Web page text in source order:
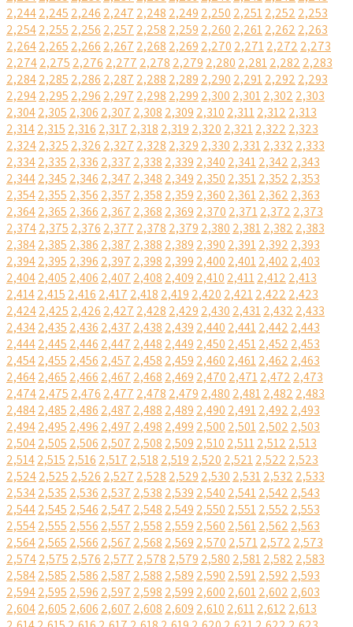
2,2442,245 2,246 2,247 2,248 2,249 2,250 2,2512,252 2,253
2,2542,255 2,256 2,257 2,258 2,259 2,260 2,2612,262 2,263
2,2642,265 2,266 2,267 2,268 2,269 2,270 2,2712,272 2,273
2,2742,275 2,276 2,277 2,278 2,279 2,280 2,2812,282 2,283
2,2842,285 2,286 2,287 2,288 2,289 2,290 2,2912,292 2,293
2,2942,295 2,296 2,297 2,298 2,299 2,300 2,3012,302 2,303
2,3042,305 2,306 2,307 2,308 2,309 2,310 2,3112,312 2,313
2,3142,315 2,316 2,317 2,318 2,319 2,320 2,3212,322 2,323
2,3242,325 2,326 2,327 2,328 2,329 2,330 2,3312,332 2,333
2,3342,335 2,336 2,337 2,338 2,339 2,340 2,3412,342 2,343
2,3442,345 2,346 2,347 2,348 2,349 2,350 2,3512,352 2,353
2,3542,355 2,356 2,357 2,358 2,359 2,360 2,3612,362 2,363
2,3642,365 2,366 2,367 2,368 2,369 2,370 2,3712,372 2,373
2,3742,375 2,376 2,377 2,378 2,379 2,380 2,3812,382 2,383
2,3842,385 2,386 2,387 2,388 2,389 2,390 2,3912,392 2,393
2,3942,395 2,396 2,397 2,398 2,399 2,400 2,4012,402 2,403
2,4042,405 2,406 2,407 2,408 2,409 2,410 2,4112,412 2,413
2,4142,415 2,416 2,417 2,418 2,419 2,420 2,4212,422 2,423
2,4242,425 2,426 2,427 2,428 2,429 2,430 2,4312,432 2,433
2,4342,435 2,436 2,437 2,438 2,439 2,440 2,4412,442 2,443
2,4442,445 2,446 2,447 2,448 2,449 2,450 2,4512,452 2,453
2,4542,455 2,456 2,457 2,458 2,459 2,460 2,4612,462 2,463
2,4642,465 2,466 2,467 2,468 2,469 2,470 2,4712,472 2,473
2,4742,475 2,476 2,477 2,478 2,479 2,480 2,4812,482 2,483
2,4842,485 2,486 2,487 2,488 2,489 2,490 2,4912,492 2,493
2,4942,495 2,496 2,497 2,498 2,499 2,500 2,5012,502 2,503
2,5042,505 2,506 2,507 2,508 2,509 2,510 2,5112,512 2,513
2,5142,515 2,516 2,517 2,518 2,519 2,520 2,5212,522 2,523
2,5242,525 2,526 2,527 2,528 2,529 2,530 2,5312,532 2,533
2,5342,535 2,536 2,537 2,538 2,539 2,540 2,5412,542 2,543
2,5442,545 2,546 2,547 2,548 2,549 2,550 2,5512,552 2,553
2,5542,555 2,556 2,557 2,558 2,559 2,560 2,5612,562 2,563
2,5642,565 2,566 2,567 2,568 2,569 2,570 2,5712,572 2,573
2,5742,575 2,576 2,577 2,578 2,579 2,580 2,5812,582 2,583
2,5842,585 2,586 2,587 2,588 2,589 2,590 2,5912,592 2,593
2,5942,595 2,596 2,597 2,598 2,599 2,600 2,6012,602 2,603
2,6042,605 2,606 2,607 2,608 2,609 2,610 2,6112,612 2,613